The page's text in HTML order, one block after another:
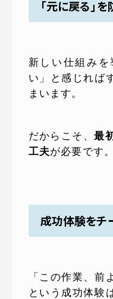
「元に戻る」
新しい仕組みを
い」と感じれば
まいます。
だからこそ、最
工夫が必要です。
成功体験をチ
「この作業、前
という成功体験